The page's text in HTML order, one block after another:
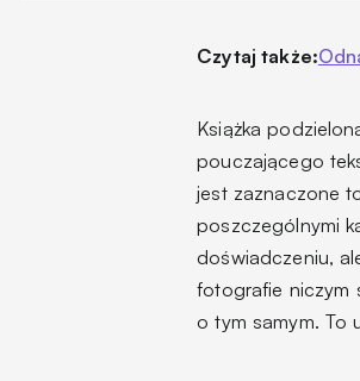
Czytaj także:
Książka
pouczającego
jest zaznaczone
poszczególnymi
doświadczeniu,
fotografie niczym
o tym samym. To